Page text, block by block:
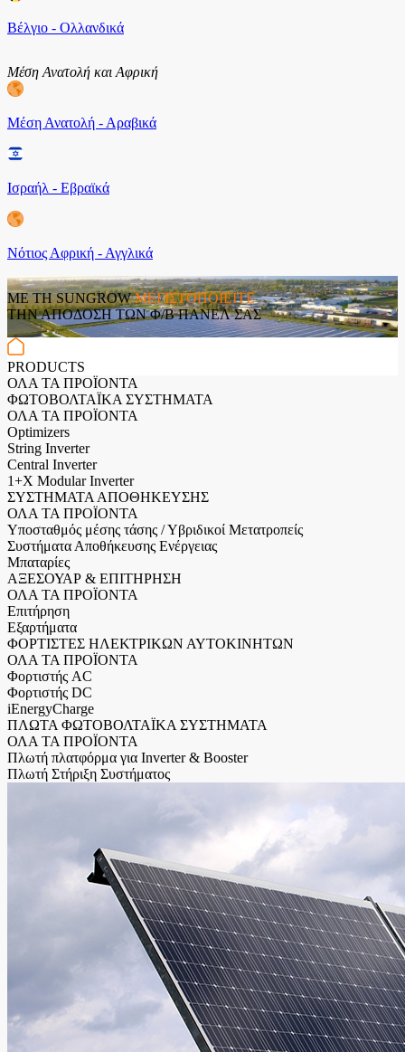
Βέλγιο - Ολλανδικά
Μέση Ανατολή και Αφρική
Μέση Ανατολή - Αραβικά
Ισραήλ - Εβραϊκά
Νότιος Αφρική - Αγγλικά
ΜΕ ΤΗ SUNGROWΜΕΓΙΣΤΟΠΟΙΕΙΤΕ
ΤΗΝ ΑΠΟΔΟΣΗ ΤΩΝ Φ/Β ΠΑΝΕΛ ΣΑΣ
PRODUCTS
ΟΛΑ ΤΑ ΠΡΟΪΟΝΤΑ
ΦΩΤΟΒΟΛΤΑΪΚΑ ΣΥΣΤΗΜΑΤΑ
ΟΛΑ ΤΑ ΠΡΟΪΟΝΤΑ
Optimizers
String Inverter
Central Inverter
1+X Modular Inverter
ΣΥΣΤΗΜΑΤΑ ΑΠΟΘΗΚΕΥΣΗΣ
ΟΛΑ ΤΑ ΠΡΟΪΟΝΤΑ
Υποσταθμός μέσης τάσης / Υβριδικοί Μετατροπείς
Συστήματα Αποθήκευσης Ενέργειας
Μπαταρίες
ΑΞΕΣΟΥΑΡ & ΕΠΙΤΗΡΗΣΗ
ΟΛΑ ΤΑ ΠΡΟΪΟΝΤΑ
Επιτήρηση
Εξαρτήματα
ΦΟΡΤΙΣΤΕΣ ΗΛΕΚΤΡΙΚΩΝ ΑΥΤΟΚΙΝΗΤΩΝ
ΟΛΑ ΤΑ ΠΡΟΪΟΝΤΑ
Φορτιστής AC
Φορτιστής DC
iEnergyCharge
ΠΛΩΤΑ ΦΩΤΟΒΟΛΤΑΪΚΑ ΣΥΣΤΗΜΑΤΑ
ΟΛΑ ΤΑ ΠΡΟΪΟΝΤΑ
Πλωτή πλατφόρμα για Inverter & Booster
Πλωτή Στήριξη Συστήματος